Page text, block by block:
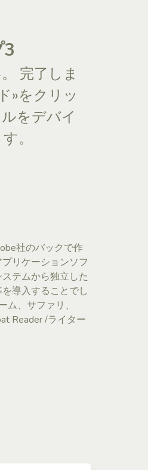
完了しま
»をクリッ
をデバイ
。
社のバックで作
リケーションソフ
テムから独立した
導入することでし
、サファリ、
Reader /ライター